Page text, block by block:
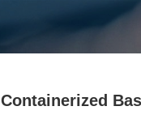
Containerized